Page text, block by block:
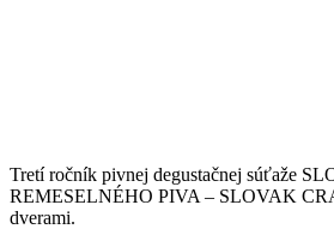
Tretí ročník pivnej degustačnej súťaže
REMESELNÉHO PIVA – SLOVAK
dverami.